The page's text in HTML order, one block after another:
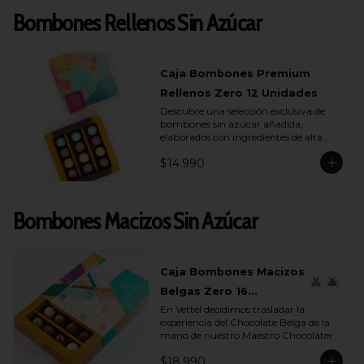
Bombones Rellenos Sin Azúcar
Caja Bombones Premium
Rellenos Zero 12 Unidades
Descubre una selección exclusiva de
bombones sin azúcar añadida,
elaborados con ingredientes de alta
calidad y rellenos suaves que realzan
cada capa de sabor.
indulgencia equilibrada, donde el
cacao es protagonista y cada textura
La colección incluye una cuidada
variedad de sabores (endulzados con
alulosa): maracuyá, avellana,
caramelo y leche, donde cada bombón
ofrece una experiencia distinta.
Rellenos cremosos, notas profundas de
ingredientes nobles, no de azúcares
$14.990
Bombones Macizos Sin Azúcar
Caja Bombones Macizos
Belgas Zero 16
Unidades
En Vettel decidimos trasladar la
experiencia del Chocolate Belga de la
mano de nuestro Maestro Chocolatero
para crear estas piezas de bombones
macizos sin azúcar añadida de